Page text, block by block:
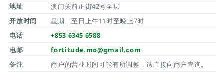
地址
澳门关前正街42号全层
开放时间
星期二至日上午11时至晚上7时
电话
+853 6345 6588
电邮
fortitude.mo@gmail.com
备注
商户的营业时间可能有所调整，请直接向商户查询。